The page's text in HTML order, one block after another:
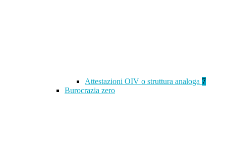
Attestazioni OIV o struttura analoga 7
Burocrazia zero